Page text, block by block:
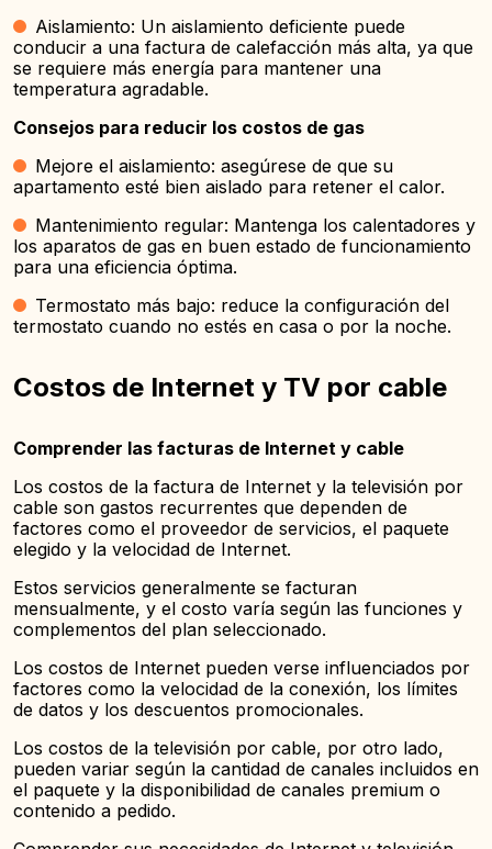
Aislamiento: Un aislamiento deficiente puede
conducir a una factura de calefacción más alta, ya que
se requiere más energía para mantener una
temperatura agradable.
Consejos para reducir los costos de gas
Mejore el aislamiento: asegúrese de que su
apartamento esté bien aislado para retener el calor.
Mantenimiento regular: Mantenga los calentadores y
los aparatos de gas en buen estado de funcionamiento
para una eficiencia óptima.
Termostato más bajo: reduce la configuración del
termostato cuando no estés en casa o por la noche.
Costos de Internet y TV por cable
Comprender las facturas de Internet y cable
Los costos de la factura de Internet y la televisión por
cable son gastos recurrentes que dependen de
factores como el proveedor de servicios, el paquete
elegido y la velocidad de Internet.
Estos servicios generalmente se facturan
mensualmente, y el costo varía según las funciones y
complementos del plan seleccionado.
Los costos de Internet pueden verse influenciados por
factores como la velocidad de la conexión, los límites
de datos y los descuentos promocionales.
Los costos de la televisión por cable, por otro lado,
pueden variar según la cantidad de canales incluidos en
el paquete y la disponibilidad de canales premium o
contenido a pedido.